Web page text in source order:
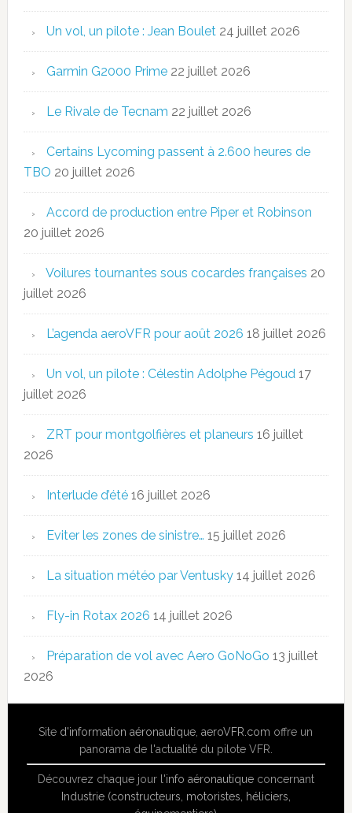
Un vol, un pilote : Jean Boulet 24 juillet 2026
Garmin G2000 Prime 22 juillet 2026
Le Rivale de Tecnam 22 juillet 2026
Certains Lycoming passent à 2.600 heures de
TBO 20 juillet 2026
Accord de production entre Piper et Robinson
20 juillet 2026
Voilures tournantes sous cocardes françaises 20
juillet 2026
L’agenda aeroVFR pour août 2026 18 juillet 2026
Un vol, un pilote : Célestin Adolphe Pégoud 17
juillet 2026
ZRT pour montgolfières et planeurs 16 juillet
2026
Interlude d’été 16 juillet 2026
Eviter les zones de sinistre… 15 juillet 2026
La situation météo par Ventusky 14 juillet 2026
Fly-in Rotax 2026 14 juillet 2026
Préparation de vol avec Aero GoNoGo 13 juillet
2026
Site d'information aéronautique ,aeroVFR.com offre un
panorama de l'actualité du pilote VFR.
Découvrez chaque jour l'info aéronautiqueconcernant
Industrie (constructeurs, motoristes, héliciers,